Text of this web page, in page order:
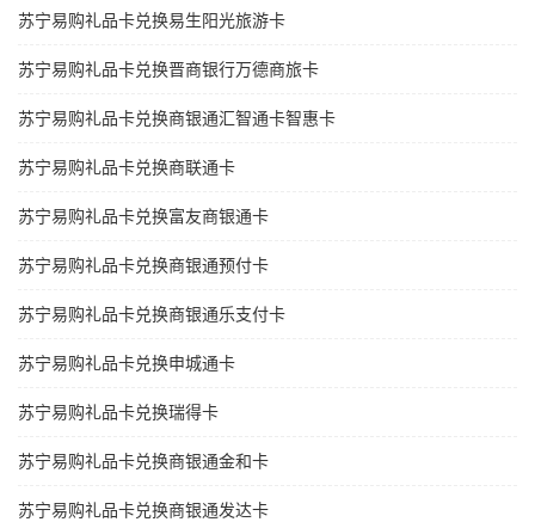
苏宁易购礼品卡兑换易生阳光旅游卡
苏宁易购礼品卡兑换晋商银行万德商旅卡
苏宁易购礼品卡兑换商银通汇智通卡智惠卡
苏宁易购礼品卡兑换商联通卡
苏宁易购礼品卡兑换富友商银通卡
苏宁易购礼品卡兑换商银通预付卡
苏宁易购礼品卡兑换商银通乐支付卡
苏宁易购礼品卡兑换申城通卡
苏宁易购礼品卡兑换瑞得卡
苏宁易购礼品卡兑换商银通金和卡
苏宁易购礼品卡兑换商银通发达卡